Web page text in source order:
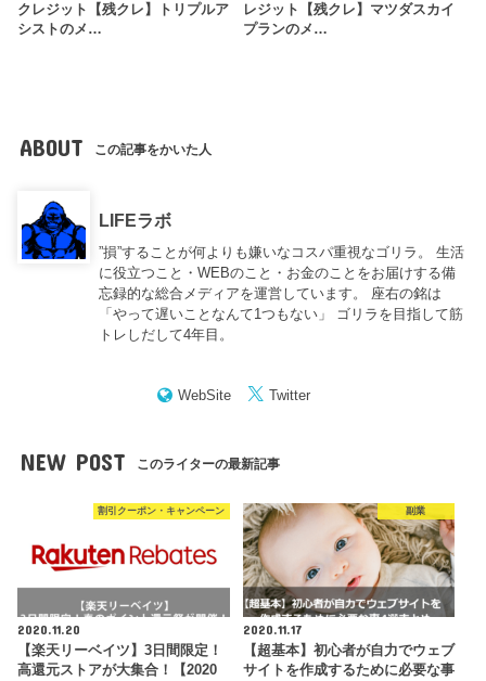
クレジット【残クレ】トリプルア
シストのメ…
レジット【残クレ】マツダスカイ
プランのメ…
ABOUT この記事をかいた人
LIFEラボ
”損”することが何よりも嫌いなコスパ重視なゴリラ。 生活
に役立つこと・WEBのこと・お金のことをお届けする備
忘録的な総合メディアを運営しています。 座右の銘は
「やって遅いことなんて1つもない」 ゴリラを目指して筋
トレしだして4年目。
WebSite Twitter
NEW POST このライターの最新記事
割引クーポン・キャンペーン
2020.11.20
【楽天リーベイツ】3日間限定！
高還元ストアが大集合！【2020
副業
2020.11.17
【超基本】初心者が自力でウェブ
サイトを作成するために必要な事